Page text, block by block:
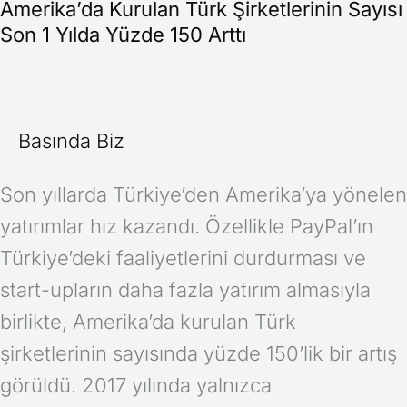
Amerika’da Kurulan Türk Şirketlerinin Sayısı
Son 1 Yılda Yüzde 150 Arttı
Basında Biz
Son yıllarda Türkiye’den Amerika’ya yönelen
yatırımlar hız kazandı. Özellikle PayPal’ın
Türkiye’deki faaliyetlerini durdurması ve
start-upların daha fazla yatırım almasıyla
birlikte, Amerika’da kurulan Türk
şirketlerinin sayısında yüzde 150’lik bir artış
görüldü. 2017 yılında yalnızca